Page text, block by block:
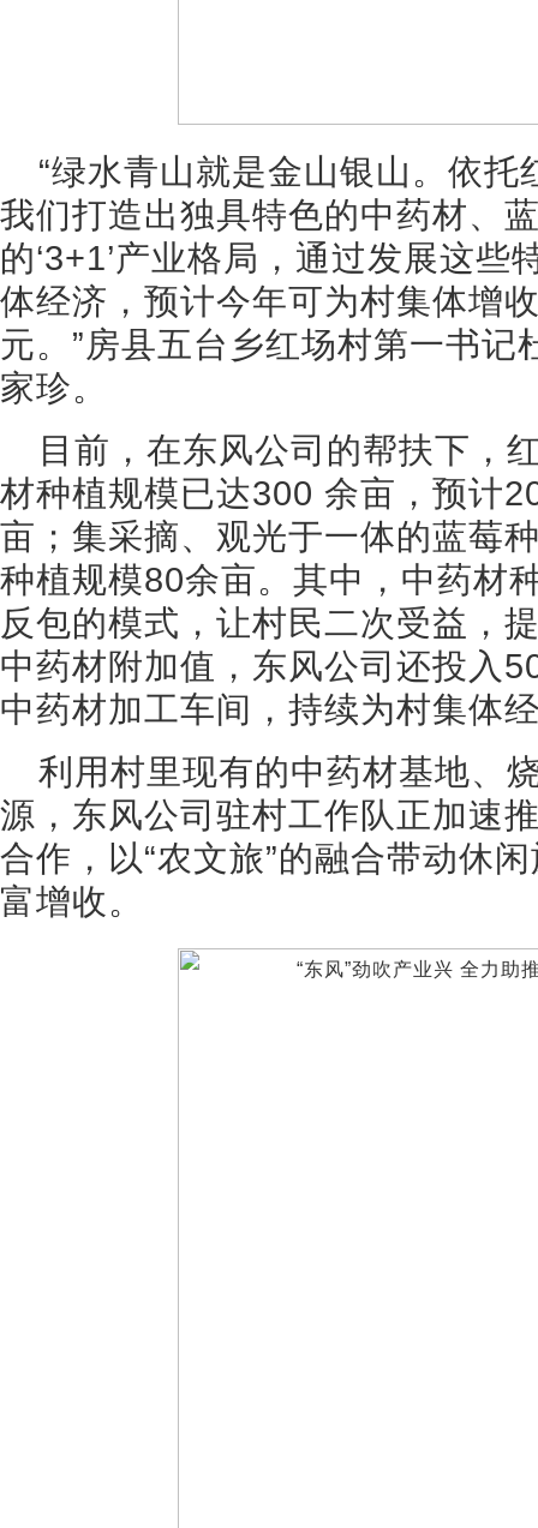
“绿水青山就是金山银山。依
我们打造出独具特色的中药材、
的‘3+1’产业格局，通过发展这
体经济，预计今年可为村集体增
元。”房县五台乡红场村第一书
家珍。
目前，在东风公司的帮扶下，
材种植规模已达300 余亩，预计
亩；集采摘、观光于一体的蓝莓
种植规模80余亩。其中，中药材
反包的模式，让村民二次受益，
中药材附加值，东风公司还投入
中药材加工车间，持续为村集体
利用村里现有的中药材基地、
源，东风公司驻村工作队正加速
合作，以“农文旅”的融合带动休
富增收。